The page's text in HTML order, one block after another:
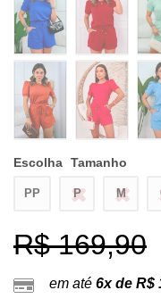
Escolha Tamanho
PP P M
R$ 169,90
em até 6x de R$